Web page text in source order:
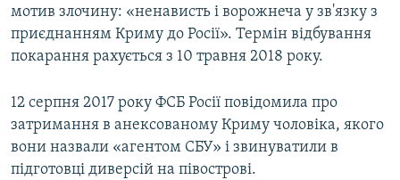
мотив злочину: «ненависть і ворожнеча у зв'язку з
приєднанням Криму до Росії». Термін відбування
покарання рахується з 10 травня 2018 року.
12 серпня 2017 року ФСБ Росії повідомила про
затримання в анексованому Криму чоловіка, якого
вони назвали «агентом СБУ» і звинуватили в
підготовці диверсій на півострові.